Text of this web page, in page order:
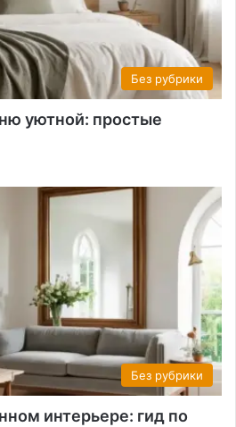
Без рубрики
уютной: простые
Без рубрики
интерьере: гид по